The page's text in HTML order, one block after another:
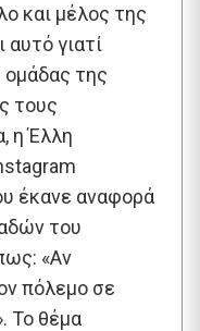
και μέλος της
γιατί
της
τους
η Έλλη
έκανε αναφορά
του
«Αν
πόλεμο σε
Το θέμα